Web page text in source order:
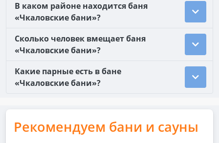
В каком районе находится баня
«Чкаловские бани»?
Сколько человек вмещает баня
«Чкаловские бани»?
Какие парные есть в бане
«Чкаловские бани»?
Рекомендуем бани и сауны